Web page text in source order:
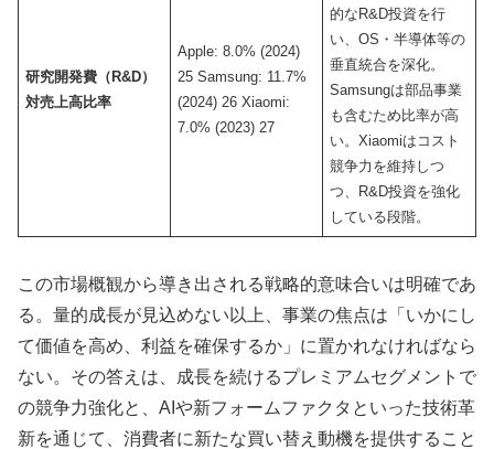
研究開発費（R&D）
対売上高比率
Apple: 8.0% (2024)
25 Samsung: 11.7%
(2024) 26 Xiaomi:
7.0% (2023) 27
的なR&D投資を行
い、OS・半導体等の
垂直統合を深化。
Samsungは部品事業
も含むため比率が高
い。Xiaomiはコスト
競争力を維持しつ
つ、R&D投資を強化
している段階。
この市場概観から導き出される戦略的意味合いは明確であ
る。量的成長が見込めない以上、事業の焦点は「いかにし
て価値を高め、利益を確保するか」に置かれなければなら
ない。その答えは、成長を続けるプレミアムセグメントで
の競争力強化と、AIや新フォームファクタといった技術革
新を通じて、消費者に新たな買い替え動機を提供すること